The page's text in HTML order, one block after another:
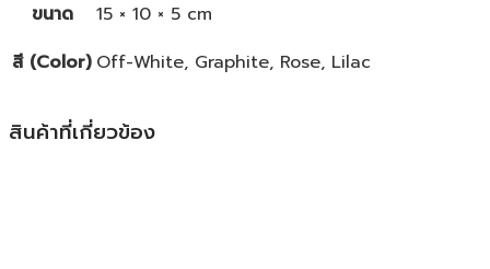
ขนาด
15 × 10 × 5 cm
สี (Color) Off-White, Graphite, Rose, Lilac
สินค้าที่เกี่ยวข้อง